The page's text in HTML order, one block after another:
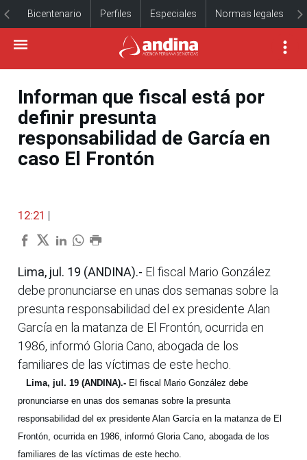
Bicentenario Perfiles Especiales Normas legales
Informan que fiscal está por
definir presunta
responsabilidad de García en
caso El Frontón
12:21 |
Lima, jul. 19 (ANDINA).- El fiscal Mario González
debe pronunciarse en unas dos semanas sobre la
presunta responsabilidad del ex presidente Alan
García en la matanza de El Frontón, ocurrida en
1986, informó Gloria Cano, abogada de los
familiares de las víctimas de este hecho.
Lima, jul. 19 (ANDINA).- El fiscal Mario González debe
pronunciarse en unas dos semanas sobre la presunta
responsabilidad del ex presidente Alan García en la matanza de El
Frontón, ocurrida en 1986, informó Gloria Cano, abogada de los
familiares de las víctimas de este hecho.